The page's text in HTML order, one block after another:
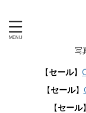
写
【セール】
【セール】
【セール】